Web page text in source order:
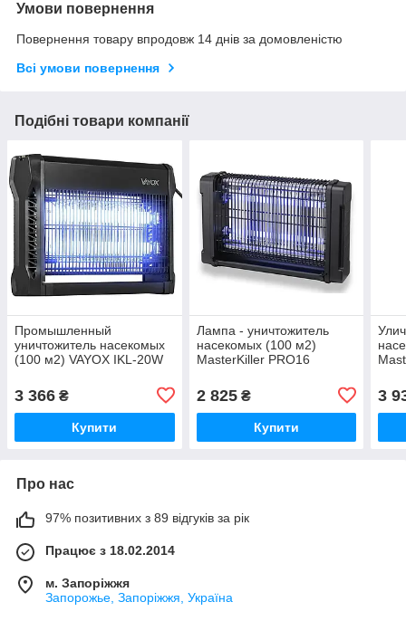
Умови повернення
Повернення товару впродовж 14 днів за домовленістю
Всі умови повернення
Подібні товари компанії
Промышленный
уничтожитель насекомых
(100 м2) VAYOX IKL-20W
MasterSem
3 366 ₴
Купити
Лампа - уничтожитель
насекомых (100 м2)
MasterKiller PRO16
MasterSem MasterSem
2 825₴
Купити
3
Про нас
97% позитивних з 89 відгуків за рік
Працює з 18.02.2014
м. Запоріжжя
Запорожье, Запоріжжя, Україна